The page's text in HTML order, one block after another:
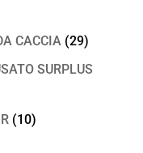
CACCIA (29)
SURPLUS
(10)